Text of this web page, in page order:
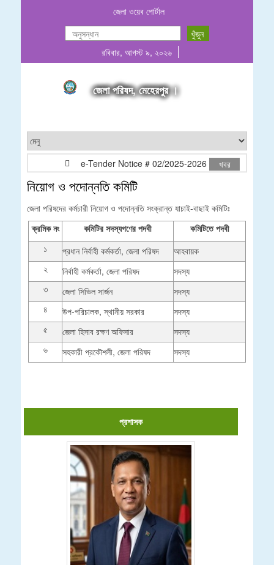
জেলা ওয়েব পোর্টাল
রবিবার, আগস্ট ৯, ২০২৬
জেলা পরিষদ, মেহেরপুর ।
e-Tender Notice # 02/2025-2026 খবর
নিয়োগ ও পদোন্নতি কমিটি
জেলা পরিষদের কর্মচারী নিয়োগ ও পদোন্নতি সংক্রান্ত যাচাই-বাছাই কমিটিঃ
ক্রমিক নং
কমিটির সদস্যগণের পদবী
কমিটিতে পদবী
১
প্রধান নির্বাহী কর্মকর্তা, জেলা পরিষদ
আহবায়ক
২
নির্বাহী কর্মকর্তা, জেলা পরিষদ
সদস্য
৩
জেলা সিভিল সার্জন
সদস্য
৪
উপ-পরিচালক, স্থানীয় সরকার
সদস্য
৫
জেলা হিসাব রক্ষণ অফিসার
সদস্য
৬
সহকারী প্রকৌশলী, জেলা পরিষদ সদস্য
প্রশাসক